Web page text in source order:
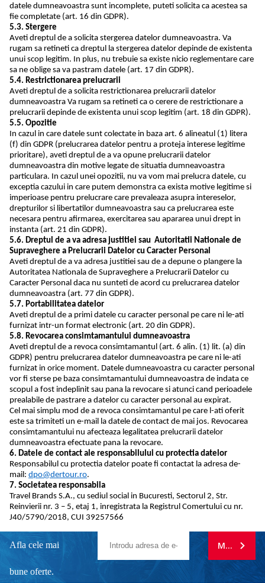
datele dumneavoastra sunt incomplete, puteti solicita ca acestea sa
fie completate (art. 16 din GDPR).
5.3. Stergere
Aveti dreptul de a solicita stergerea datelor dumneavoastra. Va
rugam sa retineti ca dreptul la stergerea datelor depinde de existenta
unui scop legitim. In plus, nu trebuie sa existe nicio reglementare care
sa ne oblige sa va pastram datele (art. 17 din GDPR).
5.4. Restrictionarea prelucrarii
Aveti dreptul de a solicita restrictionarea prelucrarii datelor
dumneavoastra Va rugam sa retineti ca o cerere de restrictionare a
prelucrarii depinde de existenta unui scop legitim (art. 18 din GDPR).
5.5. Opozitie
In cazul in care datele sunt colectate in baza art. 6 alineatul (1) litera
(f) din GDPR (prelucrarea datelor pentru a proteja interese legitime
prioritare), aveti dreptul de a va opune prelucrarii datelor
dumneavoastra din motive legate de situatia dumneavoastra
particulara. In cazul unei opozitii, nu va vom mai prelucra datele, cu
exceptia cazului in care putem demonstra ca exista motive legitime si
imperioase pentru prelucrare care prevaleaza asupra intereselor,
drepturilor si libertatilor dumneavoastra sau ca prelucrarea este
necesara pentru afirmarea, exercitarea sau apararea unui drept in
instanta (art. 21 din GDPR).
5.6. Dreptul de a va adresa justitiei sau Autoritatii Nationale de
Supraveghere a Prelucrarii Datelor cu Caracter Personal
Aveti dreptul de a va adresa justitiei sau de a depune o plangere la
Autoritatea Nationala de Supraveghere a Prelucrarii Datelor cu
Caracter Personal daca nu sunteti de acord cu prelucrarea datelor
dumneavoastra (art. 77 din GDPR).
5.7. Portabilitatea datelor
Aveti dreptul de a primi datele cu caracter personal pe care ni le-ati
furnizat intr-un format electronic (art. 20 din GDPR).
5.8. Revocarea consimtamantului dumneavoastra
Aveti dreptul de a revoca consimtamantul (art. 6 alin. (1) lit. (a) din
GDPR) pentru prelucrarea datelor dumneavoastra pe care ni le-ati
furnizat in orice moment. Datele dumneavoastra cu caracter personal
vor fi sterse pe baza consimtamantului dumneavoastra de indata ce
scopul a fost indeplinit sau pana la revocare si atunci cand perioadele
prealabile de pastrare a datelor cu caracter personal au expirat.
Cel mai simplu mod de a revoca consimtamantul pe care l-ati oferit
este sa trimiteti un e-mail la datele de contact de mai jos. Revocarea
consimtamantului nu afecteaza legalitatea prelucrarii datelor
dumneavoastra efectuate pana la revocare.
6. Datele de contact ale responsabilului cu protectia datelor
Responsabilul cu protectia datelor poate fi contactat la adresa de-
mail: dpo@dertour.ro.
7. Societatea responsabila
Travel Brands S.A., cu sediul social in Bucuresti, Sectorul 2, Str.
Reinvierii nr. 3 – 5, etaj 1, inregistrata la Registrul Comertului cu nr.
J40/5790/2018, CUI 39257566
Afla cele mai
bune oferte.
MA